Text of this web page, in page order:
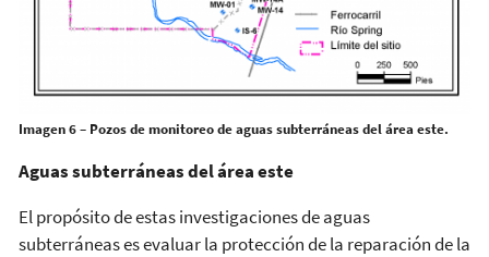
Imagen 6 – Pozos de monitoreo de aguas subterráneas del área este.
Aguas subterráneas del área este
El propósito de estas investigaciones de aguas
subterráneas es evaluar la protección de la reparación de la